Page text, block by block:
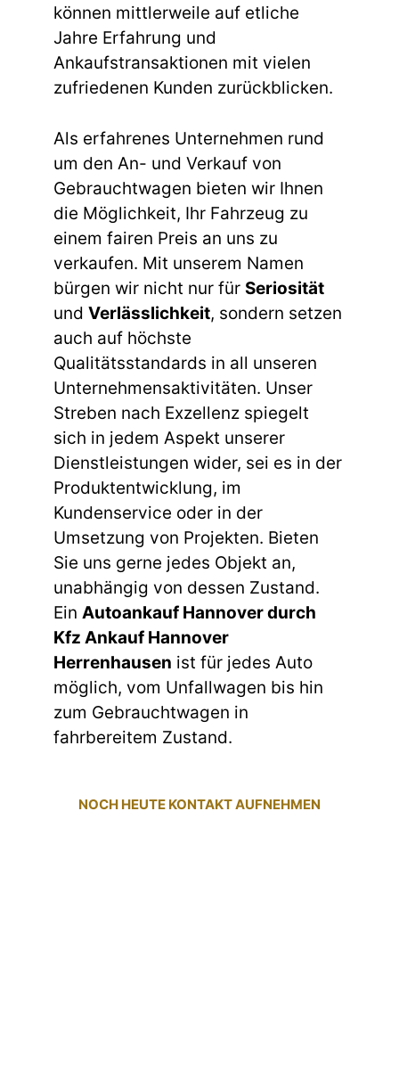
können mittlerweile auf etliche
Jahre Erfahrung und
Ankaufstransaktionen mit vielen
zufriedenen Kunden zurückblicken.
Als erfahrenes Unternehmen rund
um den An- und Verkauf von
Gebrauchtwagen bieten wir Ihnen
die Möglichkeit, Ihr Fahrzeug zu
einem fairen Preis an uns zu
verkaufen. Mit unserem Namen
bürgen wir nicht nur für Seriosität
und Verlässlichkeit, sondern setzen
auch auf höchste
Qualitätsstandards in all unseren
Unternehmensaktivitäten. Unser
Streben nach Exzellenz spiegelt
sich in jedem Aspekt unserer
Dienstleistungen wider, sei es in der
Produktentwicklung, im
Kundenservice oder in der
Umsetzung von Projekten. Bieten
Sie uns gerne jedes Objekt an,
unabhängig von dessen Zustand.
Ein Autoankauf Hannover durch
Kfz Ankauf Hannover
Herrenhausen ist für jedes Auto
möglich, vom Unfallwagen bis hin
zum Gebrauchtwagen in
fahrbereitem Zustand.
NOCH HEUTE KONTAKT AUFNEHMEN